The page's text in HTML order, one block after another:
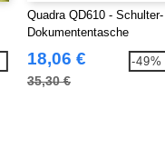
Quadra QD610 - Schulter-
Dokumententasche
18,06 €
35,30 €
-49%